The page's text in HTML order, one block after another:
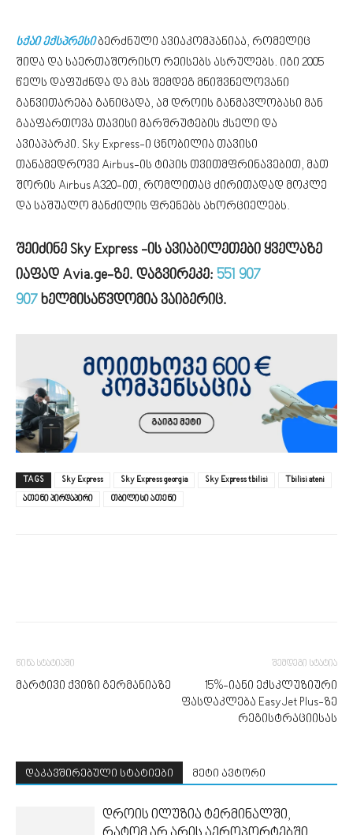
სქაი ექსპრესიბერძნული ავიაკომპანიაა, რომელიც
შიდა და საერთაშორისო რეისებს ასრულებს. იგი 2005
წელს დაფუძნდა და მას შემდეგ მნიშვნელოვანი
განვითარება განიცადა, ამ დროის განმავლობასი მან
გააფართოვა თავისი მარშრუტების ქსელი და
ავიაპარკი. Sky Express-ი ცნობილია თავისი
თანამედროვე Airbus-ის ტიპის თვითმფრინავებით, მათ
შორის Airbus A320-ით, რომლითაც ძირითადად მოკლე
და საშუალო მანძილის ფრენებს ახორციელებს.
შეიძინე Sky Express -ის ავიაბილეთები ყველაზე
იაფად Avia.ge-ზე. დაგვირეკე: 551 907
907ხელმისაწვდომია ვაიბერიც.
TAGS Sky Express Sky Express georgia Sky Express tbilisi
Tbilisi ateni
ათენი პირდაპირი
თბილისი ათენი
წინა სტატიაში
მარტივი ქვიზი გერმანიაზე
შემდეგი სტატია
15%-იანი ექსკლუზიური
ფასდაკლება EasyJet Plus-ზე
რეგისტრაციისას
დაკავშირებული სტატიები მეტი ავტორი
დროის ილუზია ტერმინალში,